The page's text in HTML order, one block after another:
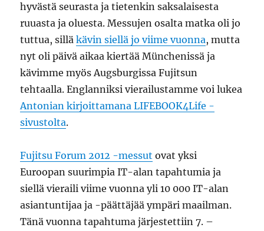
hyvästä seurasta ja tietenkin saksalaisesta
ruuasta ja oluesta. Messujen osalta matka oli jo
tuttua, silläkävin siellä jo viime vuonna, mutta
nyt oli päivä aikaa kiertää Münchenissä ja
kävimme myös Augsburgissa Fujitsun
tehtaalla. Englanniksi vierailustamme voi lukea
Antonian kirjoittamana LIFEBOOK4Life -
sivustolta.
Fujitsu Forum 2012 -messut ovat yksi
Euroopan suurimpia IT-alan tapahtumia ja
siellä vieraili viime vuonna yli 10 000 IT-alan
asiantuntijaa ja -päättäjää ympäri maailman.
Tänä vuonna tapahtuma järjestettiin 7. –